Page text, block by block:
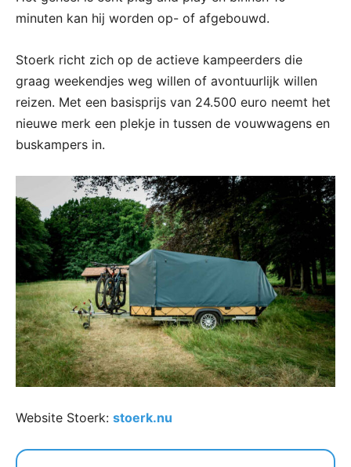
minuten kan hij worden op- of afgebouwd.
Stoerk richt zich op de actieve kampeerders die
graag weekendjes weg willen of avontuurlijk willen
reizen. Met een basisprijs van 24.500 euro neemt het
nieuwe merk een plekje in tussen de vouwwagens en
buskampers in.
Website Stoerk: stoerk.nu